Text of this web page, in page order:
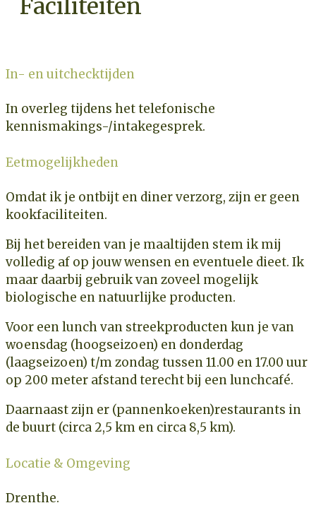
Faciliteiten
In- en uitchecktijden
In overleg tijdens het telefonische
kennismakings-/intakegesprek.
Eetmogelijkheden
Omdat ik je ontbijt en diner verzorg, zijn er geen
kookfaciliteiten.
Bij het bereiden van je maaltijden stem ik mij
volledig af op jouw wensen en eventuele dieet. Ik
maar daarbij gebruik van zoveel mogelijk
biologische en natuurlijke producten.
Voor een lunch van streekproducten kun je van
woensdag (hoogseizoen) en donderdag
(laagseizoen) t/m zondag tussen 11.00 en 17.00 uur
op 200 meter afstand terecht bij een lunchcafé.
Daarnaast zijn er (pannenkoeken)restaurants in
de buurt (circa 2,5 km en circa 8,5 km).
Locatie & Omgeving
Drenthe.